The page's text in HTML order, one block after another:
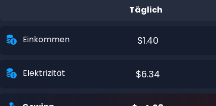
Täglich
Einkommen $1.40
Elektrizität $6.34